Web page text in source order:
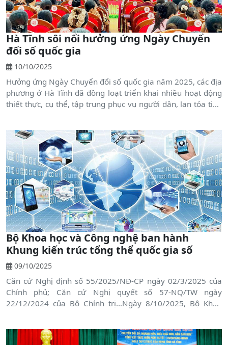
Hà Tĩnh sôi nổi hưởng ứng Ngày Chuyển
đổi số quốc gia
10/10/2025
Hưởng ứng Ngày Chuyển đổi số quốc gia năm 2025, các địa
phương ở Hà Tĩnh đã đồng loạt triển khai nhiều hoạt động
thiết thực, cụ thể, tập trung phục vụ người dân, lan tỏa tinh
Bộ Khoa học và Công nghệ ban hành
Khung kiến trúc tổng thể quốc gia số
09/10/2025
Căn cứ Nghị định số 55/2025/NĐ-CP ngày 02/3/2025 của
Chính phủ; Căn cứ Nghị quyết số 57-NQ/TW ngày
22/12/2024 của Bộ Chính trị…Ngày 8/10/2025, Bộ Khoa